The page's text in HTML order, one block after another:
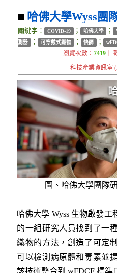
哈佛大學Wyss團
關鍵字： COVID-19 ； 哈佛大學 ；
測器 ； 可穿戴式織物 ； 快篩 ；
瀏覽次數：7419 ｜
科技產業資訊室
圖、哈佛大學團隊
哈佛大學 Wyss 生物啟發
的一組研究人員找到了一
織物的方法，創造了可定
可以檢測病原體和毒素並